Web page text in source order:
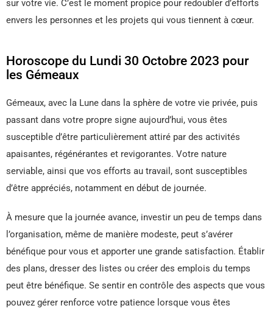
sur votre vie. C’est le moment propice pour redoubler d’efforts
envers les personnes et les projets qui vous tiennent à cœur.
Horoscope du Lundi 30 Octobre 2023 pour
les Gémeaux
Gémeaux, avec la Lune dans la sphère de votre vie privée, puis
passant dans votre propre signe aujourd’hui, vous êtes
susceptible d’être particulièrement attiré par des activités
apaisantes, régénérantes et revigorantes. Votre nature
serviable, ainsi que vos efforts au travail, sont susceptibles
d’être appréciés, notamment en début de journée.
À mesure que la journée avance, investir un peu de temps dans
l’organisation, même de manière modeste, peut s’avérer
bénéfique pour vous et apporter une grande satisfaction. Établir
des plans, dresser des listes ou créer des emplois du temps
peut être bénéfique. Se sentir en contrôle des aspects que vous
pouvez gérer renforce votre patience lorsque vous êtes